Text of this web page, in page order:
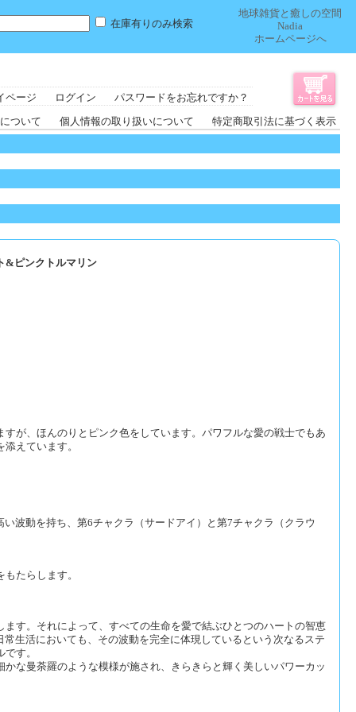
在庫有りのみ検索
地球雑貨と癒しの空間
Nadia
ホームページへ
ページ ログイン パスワードをお忘れですか？
ついて 個人情報の取り扱いについて 特定商取引法に基づく表示
&ピンクトルマリン
が、ほんのりとピンク色をしています。パワフルな愛の戦士でもあ
えています。
波動を持ち、第6チャクラ（サードアイ）と第7チャクラ（クラウ
たらします。
す。それによって、すべての生命を愛で結ぶひとつのハートの智恵
生活においても、その波動を完全に体現しているという次なるステ
す。
な曼荼羅のような模様が施され、きらきらと輝く美しいパワーカッ